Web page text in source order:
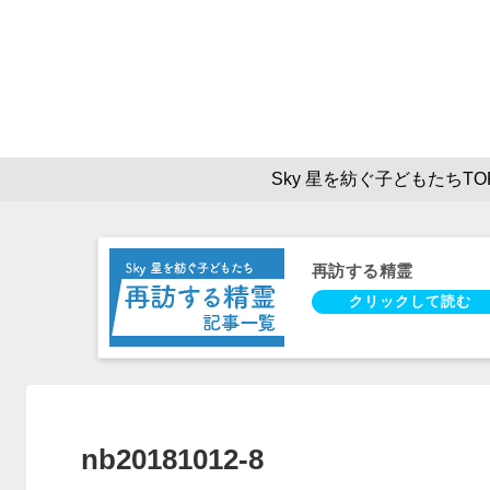
Sky 星を紡ぐ子どもたち
再訪する精霊
nb20181012-8